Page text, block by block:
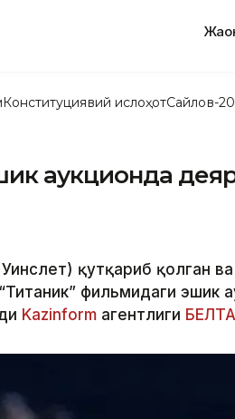
Конституциявий ислоҳотСайлов-
аукционда
қутқариб қолган
фильмидаги эшик
Kazinform агентлиги БЕЛТА